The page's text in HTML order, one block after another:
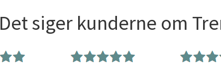
Det siger kunderne om